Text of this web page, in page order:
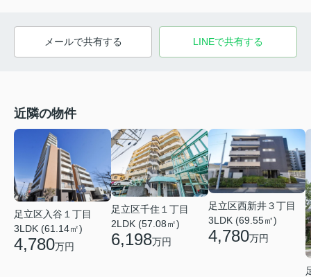
メールで共有する LINEで共有する
近隣の物件
足立区入谷１丁目
3LDK (61.14㎡)
4,780万円
足立区千住１丁目
2LDK (57.08㎡)
6,198万円
足立区西新井３丁目
3LDK (69.55㎡)
4,780万円